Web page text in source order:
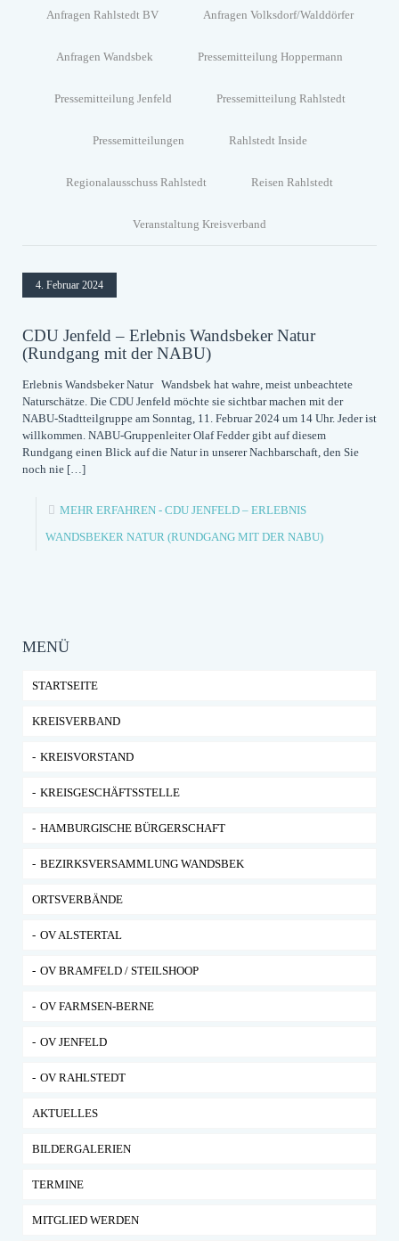
Anfragen Rahlstedt BV Anfragen Volksdorf/Walddörfer
Anfragen Wandsbek Pressemitteilung Hoppermann
Pressemitteilung Jenfeld Pressemitteilung Rahlstedt
Pressemitteilungen Rahlstedt Inside
Regionalausschuss Rahlstedt Reisen Rahlstedt
Veranstaltung Kreisverband
4. Februar 2024
CDU Jenfeld – Erlebnis Wandsbeker Natur
(Rundgang mit der NABU)
Erlebnis Wandsbeker Natur Wandsbek hat wahre, meist unbeachtete
Naturschätze. Die CDU Jenfeld möchte sie sichtbar machen mit der
NABU-Stadtteilgruppe am Sonntag, 11. Februar 2024 um 14 Uhr. Jeder ist
willkommen. NABU-Gruppenleiter Olaf Fedder gibt auf diesem
Rundgang einen Blick auf die Natur in unserer Nachbarschaft, den Sie
noch nie […]
MEHR ERFAHREN - CDU JENFELD – ERLEBNIS
WANDSBEKER NATUR (RUNDGANG MIT DER NABU)
MENÜ
STARTSEITE
KREISVERBAND
KREISVORSTAND
KREISGESCHÄFTSSTELLE
HAMBURGISCHE BÜRGERSCHAFT
BEZIRKSVERSAMMLUNG WANDSBEK
ORTSVERBÄNDE
OV ALSTERTAL
OV BRAMFELD / STEILSHOOP
OV FARMSEN-BERNE
OV JENFELD
OV RAHLSTEDT
AKTUELLES
BILDERGALERIEN
TERMINE
MITGLIED WERDEN